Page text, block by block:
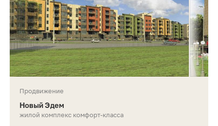
Продвижение
Новый Эдем
жилой комплекс комфорт-класса